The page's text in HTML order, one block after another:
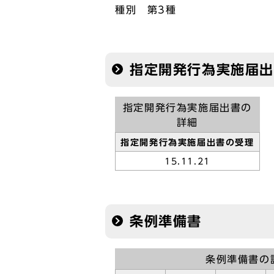
種別 第3種
指定開発行為実施届
指定開発行為実施届出書の
詳細
指定開発行為実施届出書の受理
15.11.21
条例準備書
条例準備書の